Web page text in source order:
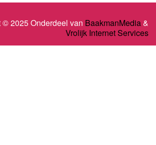
© 2025 Onderdeel van BaakmanMedia&
Vrolijk Internet Services